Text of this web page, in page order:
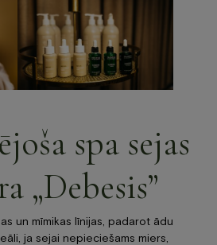
spa sejas
„Debesis”
un mīmikas līnijas, padarot ādu
ja sejai nepieciešams miers,